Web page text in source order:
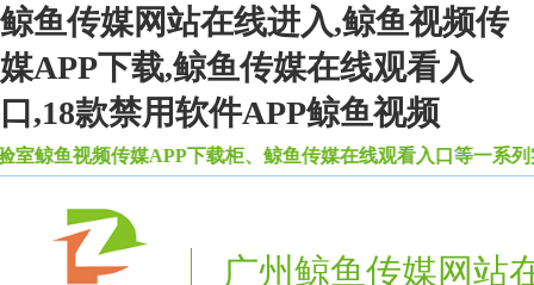
鲸鱼传媒网站在线进入,鲸鱼视频传
媒APP下载,鲸鱼传媒在线观看入
口,18款禁用软件APP鲸鱼视频
鱼视频传媒APP下载柜、鲸鱼传媒在线观看入口等一系列实
广州鲸鱼传媒网站